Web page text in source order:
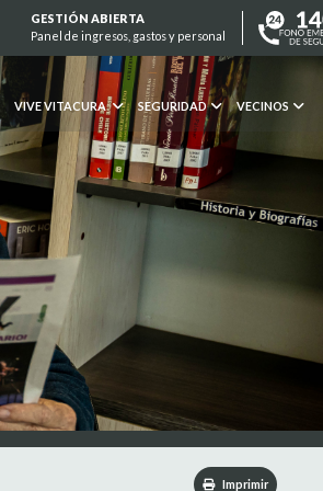
GESTIÓN ABIERTA
Panel de ingresos, gastos y personal
VIVE VITACURA SEGURIDAD VECINOS
Imprimir